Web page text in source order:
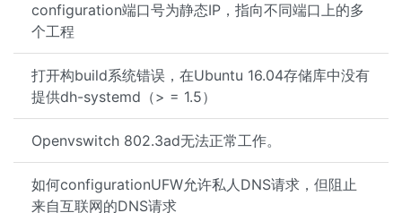
configuration端口号为静态IP，指向不同端口上的多
个工程
打开构build系统错误，在Ubuntu 16.04存储库中没有
提供dh-systemd（> = 1.5）
Openvswitch 802.3ad无法正常工作。
如何configurationUFW允许私人DNS请求，但阻止
来自互联网的DNS请求